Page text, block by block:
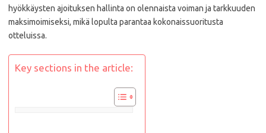
hyökkäysten ajoituksen hallinta on olennaista voiman ja tarkkuuden
maksimoimiseksi, mikä lopulta parantaa kokonaissuoritusta
otteluissa.
Key sections in the article: